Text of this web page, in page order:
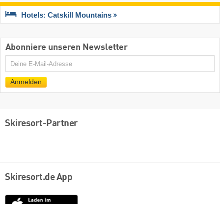
Hotels: Catskill Mountains
Abonniere unseren Newsletter
E-
Anmelden
Skiresort-Partner
Skiresort.de App
App